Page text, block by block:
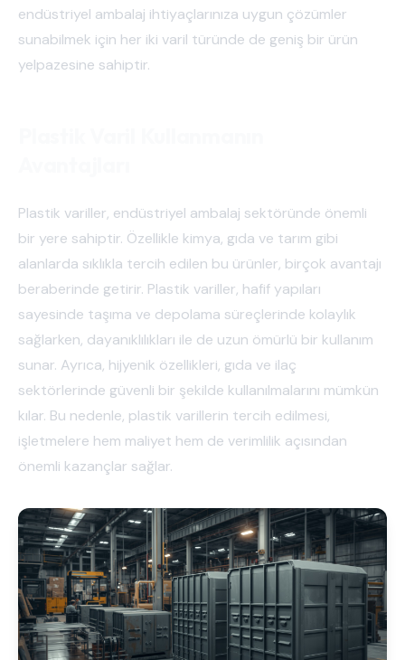
endüstriyel ambalaj ihtiyaçlarınıza uygun çözümler
sunabilmek için her iki varil türünde de geniş bir ürün
yelpazesine sahiptir.
Plastik variller, endüstriyel ambalaj sektöründe önemli
bir yere sahiptir. Özellikle kimya, gıda ve tarım gibi
alanlarda sıklıkla tercih edilen bu ürünler, birçok avantajı
beraberinde getirir. Plastik variller, hafif yapıları
sayesinde taşıma ve depolama süreçlerinde kolaylık
sağlarken, dayanıklılıkları ile de uzun ömürlü bir kullanım
sunar. Ayrıca, hijyenik özellikleri, gıda ve ilaç
sektörlerinde güvenli bir şekilde kullanılmalarını mümkün
kılar. Bu nedenle, plastik varillerin tercih edilmesi,
işletmelere hem maliyet hem de verimlilik açısından
önemli kazançlar sağlar.